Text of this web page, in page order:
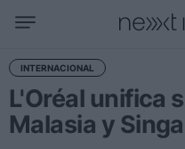
Negocio
Editorial
Actualidad
INTERNACIONAL
L'Oréal unifica
Malasia y